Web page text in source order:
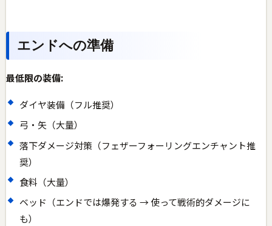
エンドへの準備
最低限の装備:
ダイヤ装備（フル推奨）
弓・矢（大量）
落下ダメージ対策（フェザーフォーリングエンチャント推
奨）
食料（大量）
ベッド（エンドでは爆発する → 使って戦術的ダメージに
も）